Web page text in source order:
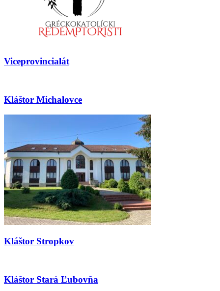
Viceprovincialát
Kláštor Michalovce
Kláštor Stropkov
Kláštor Stará Ľubovňa